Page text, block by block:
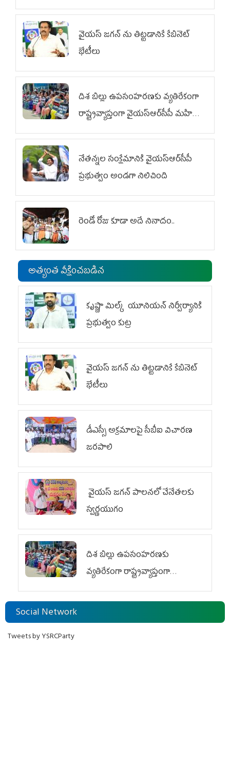
వైయ‌స్ జగన్‌ ను తిట్టడానికే కేబినెట్‌
భేటీలు
దిశ బిల్లు ఉపసంహరణకు వ్యతిరేకంగా
రాష్ట్రవ్యాప్తంగా వైయ‌స్ఆర్‌సీపీ మహిళా
విభాగం ఆందోళనలు
నేతన్నల సంక్షేమానికి వైయ‌స్ఆర్‌సీపీ
ప్రభుత్వం అండగా నిలిచింది
రెండో రోజు కూడా అదే నినాదం..
అత్యంత వీక్షించబడిన
కృష్ణా మిల్క్‌ యూనియన్‌ నిర్వీర్యానికి
ప్రభుత్వం కుట్ర
వైయ‌స్ జగన్‌ ను తిట్టడానికే కేబినెట్‌
భేటీలు
డీఎస్సీ అక్రమాలపై సీబీఐ విచారణ
జరపాలి
వైయ‌స్ జగన్ పాలనలో చేనేతలకు
స్వర్ణయుగం
దిశ బిల్లు ఉపసంహరణకు
వ్యతిరేకంగా రాష్ట్రవ్యాప్తంగా
వైయ‌స్ఆర్‌సీపీ మహిళా విభాగం
ఆందోళనలు
Social Network
Tweets by YSRCParty